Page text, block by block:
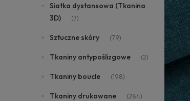
Siatka dystansowa (Tkanina
3D)
(7)
Sztuczne skóry (79)
Tkaniny antypoślizgowe (2)
Tkaniny boucle (198)
Tkaniny drukowane (284)